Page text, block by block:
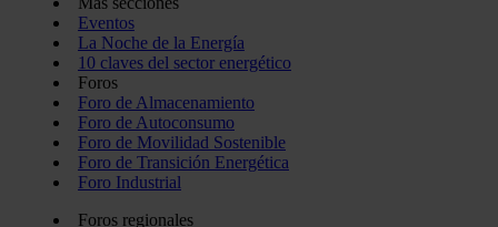
Eventos
La Noche de la Energía
10 claves del sector energético
Foros
Foro de Almacenamiento
Foro de Autoconsumo
Foro de Movilidad Sostenible
Foro de Transición Energética
Foro Industrial
Foros regionales